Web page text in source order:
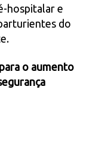
hospitalar e
do
o aumento